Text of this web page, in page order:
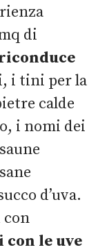
di
i tini per la
calde
i nomi dei
d’uva.
con
le uve